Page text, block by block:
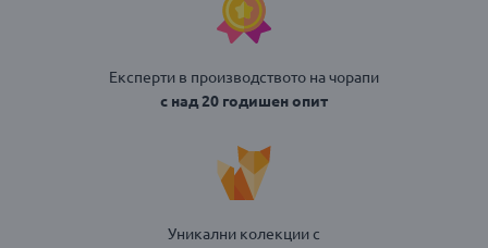
Експерти в производството на чорапи
с над 20 годишен опит
Уникални колекции с